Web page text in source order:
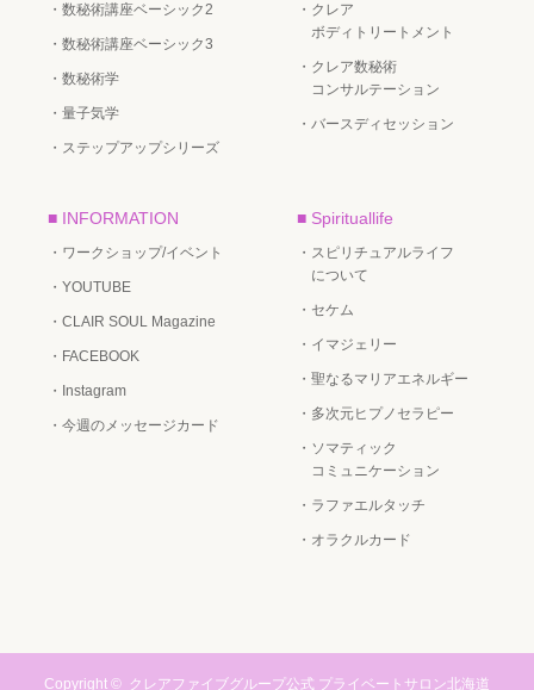
・数秘術講座ベーシック2
・数秘術講座ベーシック3
・数秘術学
・量子気学
・ステップアップシリーズ
・クレア
ボディトリートメント
・クレア数秘術
コンサルテーション
・バースディセッション
■ INFORMATION
・ワークショップ/イベント
・YOUTUBE
・CLAIR SOUL Magazine
・FACEBOOK
・Instagram
・今週のメッセージカード
■ Spirituallife
・スピリチュアルライフ
について
・セケム
・イマジェリー
・聖なるマリアエネルギー
・多次元ヒプノセラピー
・ソマティック
コミュニケーション
・ラファエルタッチ
・オラクルカード
Copyright © クレアファイブグループ公式 プライベートサロン北海道